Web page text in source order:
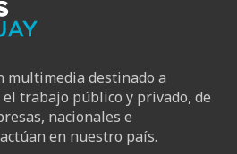
multimedia destinado a
trabajo público y privado, de
nacionales e
en nuestro país.